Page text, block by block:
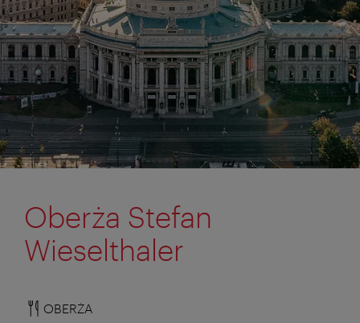
Oberża Stefan
Wieselthaler
OBERŻA